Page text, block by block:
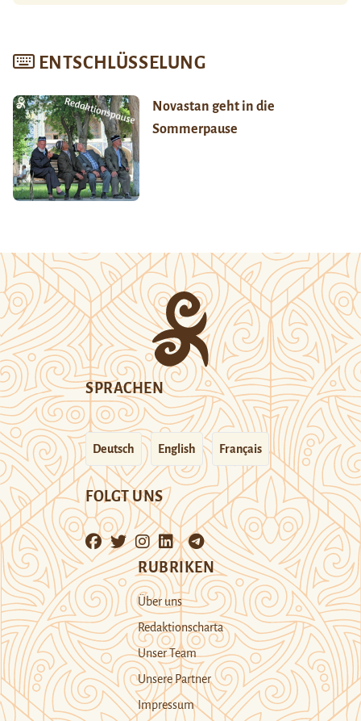
ENTSCHLÜSSELUNG
Novastan geht in die
Sommerpause
SPRACHEN
Deutsch English Français
FOLGT UNS
RUBRIKEN
Über uns
Redaktionscharta
Unser Team
Unsere Partner
Impressum